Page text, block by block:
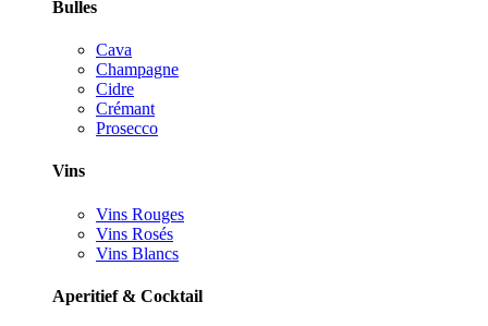
Bulles
Cava
Champagne
Cidre
Crémant
Prosecco
Vins
Vins Rouges
Vins Rosés
Vins Blancs
Aperitief & Cocktail